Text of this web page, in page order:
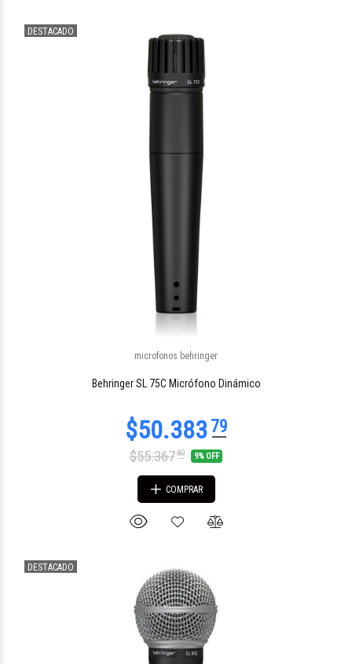
DESTACADO
microfonos behringer
Behringer SL 75C Micrófono Dinámico
$55.36780 9% OFF
COMPRAR
DESTACADO